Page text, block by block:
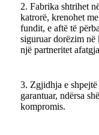
2. Fabrika shtrihet
katrorë, krenohet
fundit, e aftë të
siguruar dorëzim në
një partneritet
3. Zgjidhja e shpejtë
garantuar, ndërsa
kompromis.